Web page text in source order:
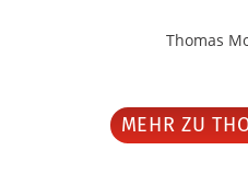
Thomas
MEHR ZU